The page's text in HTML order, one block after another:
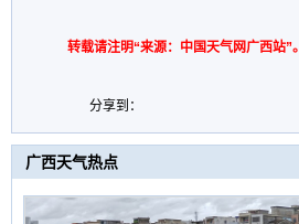
转载请注明“来源：中国天气网广西站”。
分享到：
广西天气热点